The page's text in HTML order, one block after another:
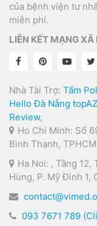
của bệnh viện tư
miễn phí.
LIÊN KẾT MẠNG XÃ
Nhà Tài Trợ: Tấm
Hello Đà Nẵng
Review,
Ho Chi Minh: Số
Bình Thạnh, TPHCM
Ha Noi: , Tầng 12,
Hùng, P. Mỹ Đình 1,
093 7671 789